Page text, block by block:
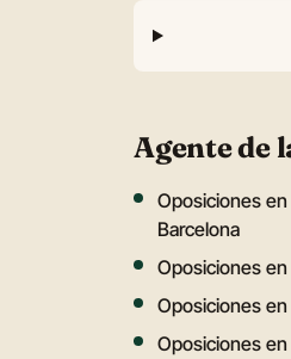
Agente de
Oposiciones en
Barcelona
Oposiciones en
Oposiciones
Oposiciones en